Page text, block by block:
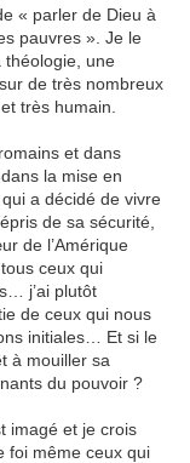
« parler de Dieu à
pauvres ». Je le
théologie, une
de très nombreux
très humain.
et dans
la mise en
a décidé de vivre
de sa sécurité,
de l’Amérique
ceux qui
j’ai plutôt
de ceux qui nous
initiales… Et si le
à mouiller sa
du pouvoir ?
imagé et je crois
foi même ceux qui